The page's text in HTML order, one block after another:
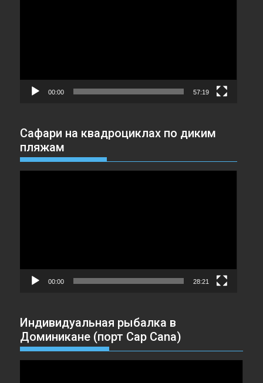
00:00 57:19
Сафари на квадроциклах по диким
пляжам
00:00 28:21
Индивидуальная рыбалка в
Доминикане (порт Cap Cana)